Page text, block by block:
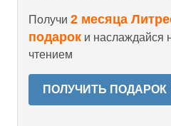
Получи 2 месяца
подарок и наслаждайся
чтением
ПОЛУЧИТЬ ПОДАРОК